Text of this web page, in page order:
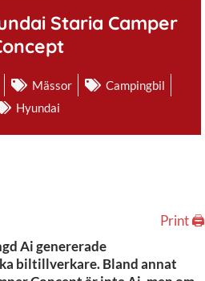
Staria Camper
Mässor
Campingbil
Hyundai
Print 🖨
Ai genererade
biltillverkare. Bland annat